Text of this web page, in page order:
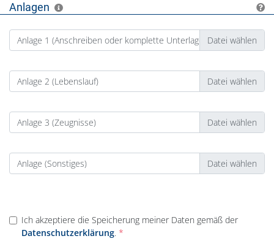
Anlagen
Anlage 1 (Anschreiben oder komplette Unterlagen)
Anlage 2 (Lebenslauf)
Anlage 3 (Zeugnisse)
Anlage (Sonstiges)
Ich akzeptiere die Speicherung meiner Daten gemäß der
Datenschutzerklärung.